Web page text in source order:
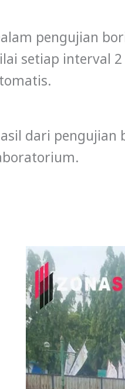
pengujian
setiap interval
dari pengujian